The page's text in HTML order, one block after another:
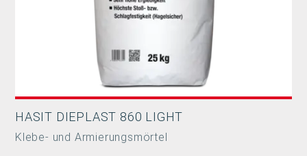
HASIT DIEPLAST 860 LIGHT
Klebe- und Armierungsmörtel